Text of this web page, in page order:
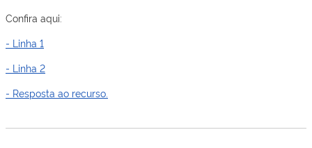
Confira aqui:
- Linha 1
- Linha 2
- Resposta ao recurso.